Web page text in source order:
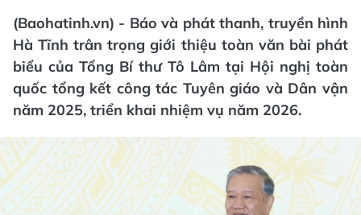
(Baohatinh.vn) - Báo và phát thanh, truyền hình
Hà Tĩnh trân trọng giới thiệu toàn văn bài phát
biểu của Tổng Bí thư Tô Lâm tại Hội nghị toàn
quốc tổng kết công tác Tuyên giáo và Dân vận
năm 2025, triển khai nhiệm vụ năm 2026.